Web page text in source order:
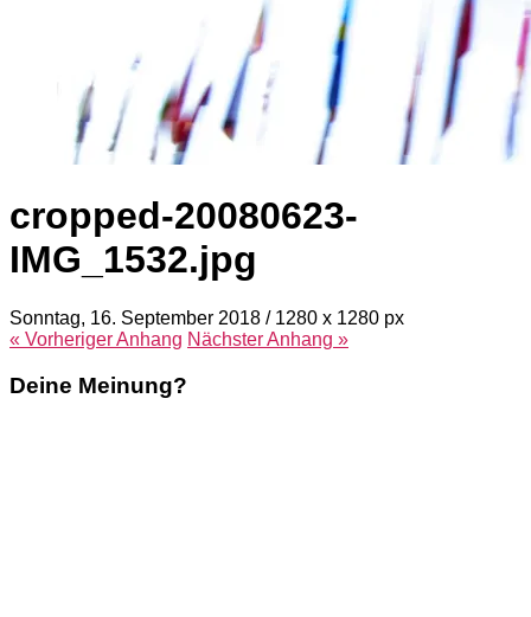
cropped-20080623-
IMG_1532.jpg
Sonntag, 16. September 2018 / 1280 x 1280 px
« VorherigerAnhang NächsterAnhang »
Deine Meinung?